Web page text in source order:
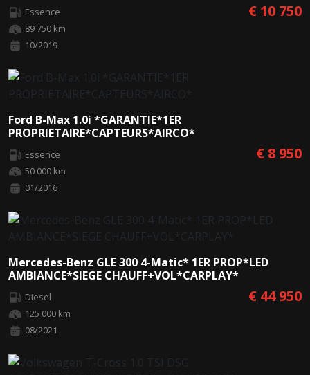
Essence
89 750 km
10/2019
€ 10 750
Ford B-Max 1.0i *GARANTIE*1ER
PROPRIETAIRE*CAPTEURS*AIRCO*
Essence
50 000 km
01/2016
€ 8 950
Mercedes-Benz GLE 300 4-Matic* 1ER PROP*LED
AMBIANCE*SIEGE CHAUFF+VOL*CARPLAY*
Diesel
125 000 km
08/2021
€ 44 950